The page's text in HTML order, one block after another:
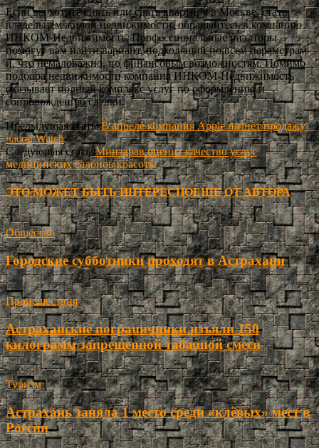
Если вы хотите снять или сдать квартиру в Москве, стать
владельцем жилой недвижимости, обращайтесь в компанию
ИНКОМ-Недвижимость. Профессиональные риэлторы
помогут вам найти вариант, подходящий по всем параметрам
и, что немаловажно, по финансовым возможностям. Помимо
подбора недвижимости компания ИНКОМ-Недвижимость
оказывает полный комплекс услуг по оформлению и
сопровождению сделки.
Предыдущая статьяВ апреле компания Apple начнет продажу
часов Watch
Следующая статьяМинздрав оценит качество услуг
медицинских салонов красоты
ЭТО МОЖЕТ БЫТЬ ИНТЕРЕСНОЕЩЕ ОТ АВТОРА
Общество
Городские субботники проходят в Астрахани
Происшествия
Астраханские пограничники изъяли 150
килограмм запрещенной табачной смеси
Туризм
Астрахань заняла 1 место среди «клёвых» мест в
России